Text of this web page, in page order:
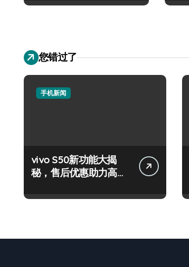
您错过了
手机新闻
vivo S50新功能大揭
秘，售后优惠助力高效